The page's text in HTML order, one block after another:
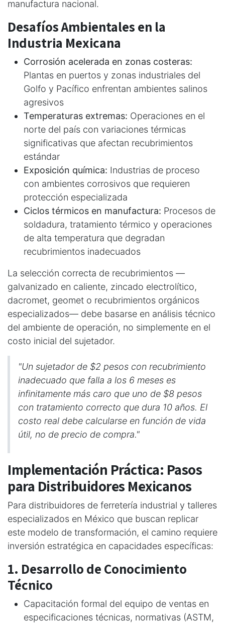
manufactura nacional.
Desafíos Ambientales en la
Industria Mexicana
Corrosión acelerada en zonas costeras:
Plantas en puertos y zonas industriales del
Golfo y Pacífico enfrentan ambientes salinos
agresivos
Temperaturas extremas: Operaciones en el
norte del país con variaciones térmicas
significativas que afectan recubrimientos
estándar
Exposición química: Industrias de proceso
con ambientes corrosivos que requieren
protección especializada
Ciclos térmicos en manufactura: Procesos de
soldadura, tratamiento térmico y operaciones
de alta temperatura que degradan
recubrimientos inadecuados
La selección correcta de recubrimientos —
galvanizado en caliente, zincado electrolítico,
dacromet, geomet o recubrimientos orgánicos
especializados— debe basarse en análisis técnico
del ambiente de operación, no simplemente en el
costo inicial del sujetador.
"Un sujetador de $2 pesos con recubrimiento
inadecuado que falla a los 6 meses es
infinitamente más caro que uno de $8 pesos
con tratamiento correcto que dura 10 años. El
costo real debe calcularse en función de vida
útil, no de precio de compra."
Implementación Práctica: Pasos
para Distribuidores Mexicanos
Para distribuidores de ferretería industrial y talleres
especializados en México que buscan replicar
este modelo de transformación, el camino requiere
inversión estratégica en capacidades específicas:
1. Desarrollo de Conocimiento
Técnico
Capacitación formal del equipo de ventas en
especificaciones técnicas, normativas (ASTM,